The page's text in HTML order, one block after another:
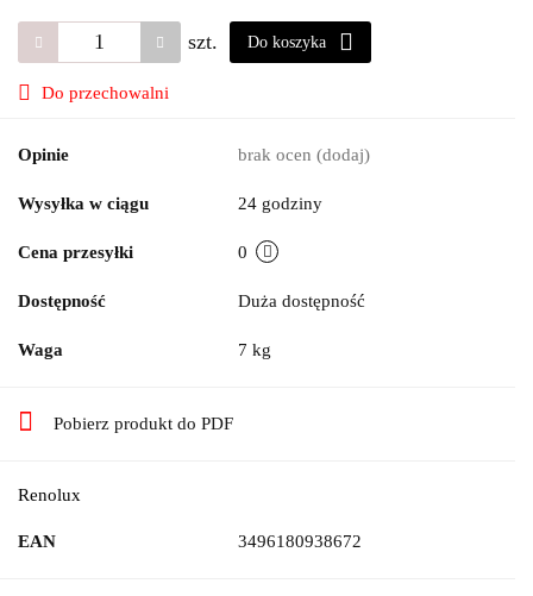
szt. Do koszyka
Do przechowalni
Opinie brak ocen (dodaj)
Wysyłka w ciągu 24 godziny
Cena przesyłki 0
Dostępność Duża dostępność
Waga 7 kg
Pobierz produkt do PDF
Renolux
EAN 3496180938672